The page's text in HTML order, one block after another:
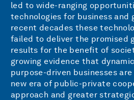
led to wide-ranging
technologies for business and
recent decades these
failed to deliver the promised
results for the benefit of
growing evidence that
purpose-driven businesses
new era of public-private
approach and greater